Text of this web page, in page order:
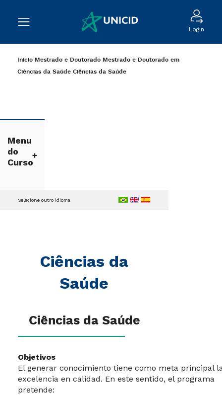
Login
Início Mestrado e Doutorado Mestrado e Doutorado em
Ciências da Saúde Ciências da Saúde
Menu
do
Curso
Ciências da
Saúde
Selecione outro idioma
Ciências da Saúde
Objetivos
El generar conocimiento tiene como meta principal
excelencia en calidad. En este sentido, el programa
pretende: